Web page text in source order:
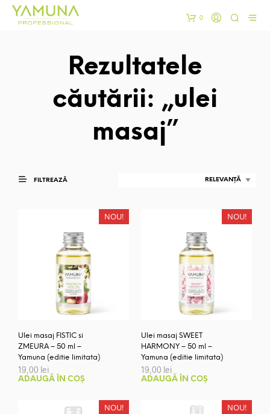
0
Rezultatele
căutării: „ulei
masaj”
FILTREAZĂ
NOU!
Ulei masaj FISTIC si
ZMEURA – 50 ml –
Yamuna (editie limitata)
19,00 lei
ADAUGĂ ÎN COȘ
NOU!
Ulei masaj SWEET
HARMONY – 50 ml –
Yamuna (editie limitata)
19,00 lei
ADAUGĂ ÎN COȘ
NOU! NOU!